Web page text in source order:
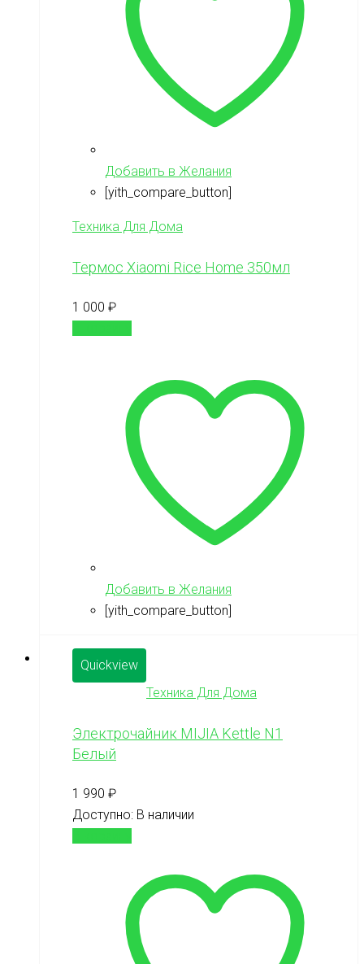
Добавить в Желания
[yith_compare_button]
Техника Для Дома
Термос Xiaomi Rice Home 350мл
1 000 ₽
Добавить в Желания
[yith_compare_button]
Quickview
Техника Для Дома
Электрочайник MIJIA Kettle N1
Белый
1 990 ₽
Доступно: В наличии